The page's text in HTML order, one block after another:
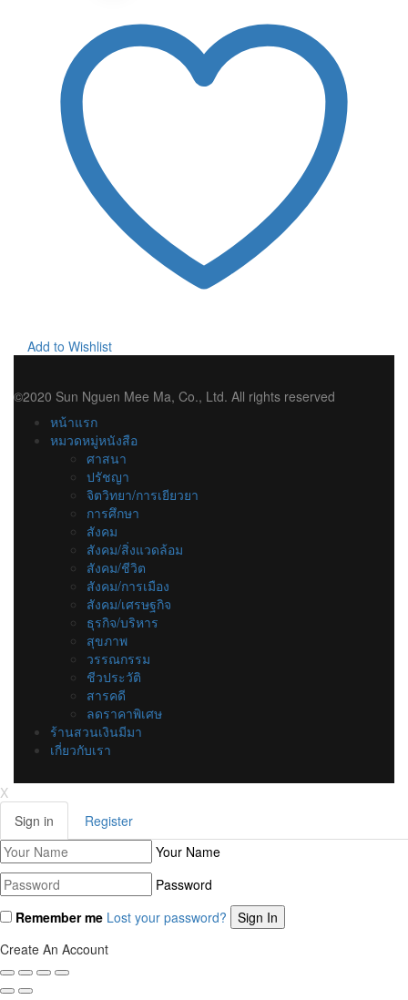
Add to Wishlist
©2020 Sun Nguen Mee Ma, Co., Ltd. All rights reserved
หน้าแรก
หมวดหมู่หนังสือ
ศาสนา
ปรัชญา
จิตวิทยา/การเยียวยา
การศึกษา
สังคม
สังคม/สิ่งแวดล้อม
สังคม/ชีวิต
สังคม/การเมือง
สังคม/เศรษฐกิจ
ธุรกิจ/บริหาร
สุขภาพ
วรรณกรรม
ชีวประวัติ
สารคดี
ลดราคาพิเศษ
ร้านสวนเงินมีมา
เกี่ยวกับเรา
X
Sign in
Register
Your Name
Password
Remember me Lost your password?
Create An Account